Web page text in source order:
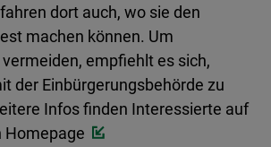
dort auch, wo sie den
machen können. Um
empfiehlt es sich,
der Einbürgerungsbehörde zu
Infos finden Interessierte auf
Homepage